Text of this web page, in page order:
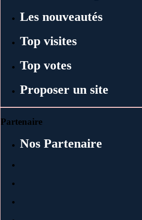
Les nouveautés
Top visites
Top votes
Proposer un site
Partenaire
Nos Partenaire